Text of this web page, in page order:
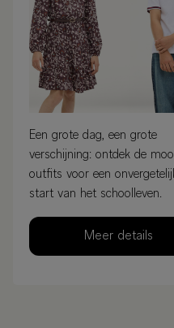
Een grote dag, een grote
verschijning: ontdek de
outfits voor een
start van het schoolleven.
Meer details